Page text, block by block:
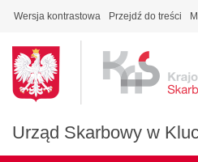
Wersja kontrastowa Przejdź do treści
Urząd Skarbowy w